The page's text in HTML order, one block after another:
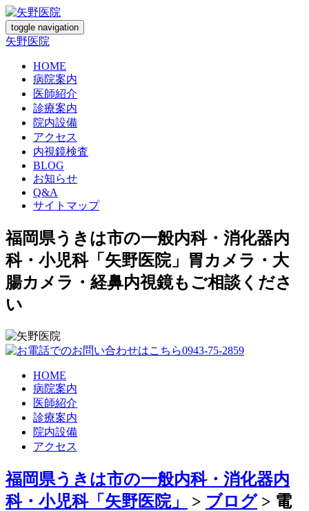
toggle navigation
矢野医院
HOME
病院案内
医師紹介
診療案内
院内設備
アクセス
内視鏡検査
BLOG
お知らせ
Q&A
サイトマップ
福岡県うきは市の一般内科・消化器内
科・小児科「矢野医院」胃カメラ・大
腸カメラ・経鼻内視鏡もご相談くださ
い
HOME
病院案内
医師紹介
診療案内
院内設備
アクセス
福岡県うきは市の一般内科・消化器内
科・小児科「矢野医院」
> ブログ> 電